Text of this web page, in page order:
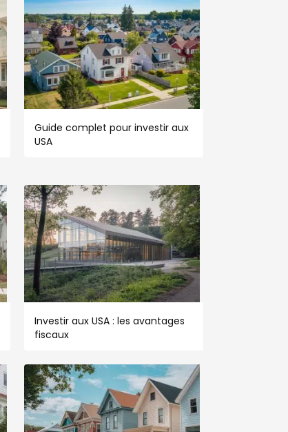
Guide complet pour investir aux
USA
Investir aux USA : les avantages
fiscaux